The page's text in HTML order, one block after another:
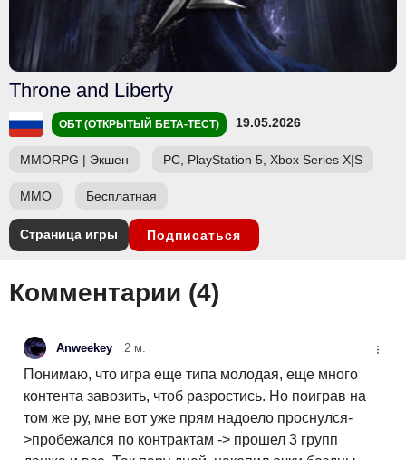
Throne and Liberty
ОБТ (ОТКРЫТЫЙ БЕТА-ТЕСТ) 19.05.2026
MMORPG | Экшен PC, PlayStation 5, Xbox Series X|S
ММО Бесплатная
Страница игры Подписаться
Комментарии (4)
Anweekey 2 м.
Понимаю, что игра еще типа молодая, еще много
контента завозить, чтоб разростись. Но поиграв на
том же ру, мне вот уже прям надоело проснулся-
>пробежался по контрактам -> прошел 3 групп